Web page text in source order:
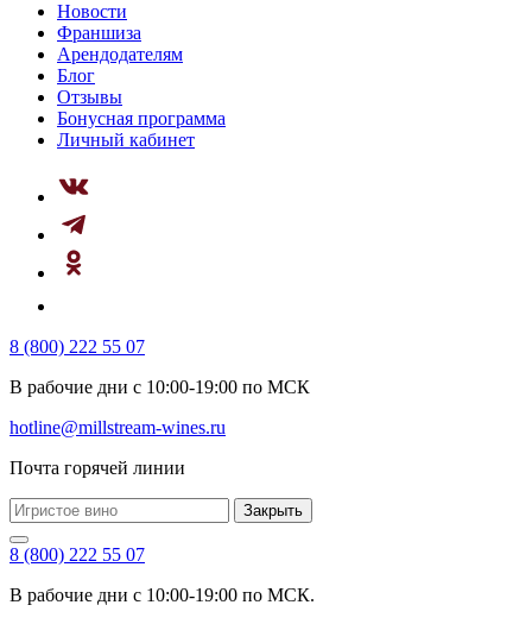
Новости
Франшиза
Арендодателям
Блог
Отзывы
Бонусная программа
Личный кабинет
8 (800) 222 55 07
В рабочие дни с 10:00-19:00 по МСК
hotline@millstream-wines.ru
Почта горячей линии
Закрыть
8 (800) 222 55 07
В рабочие дни с 10:00-19:00 по МСК.